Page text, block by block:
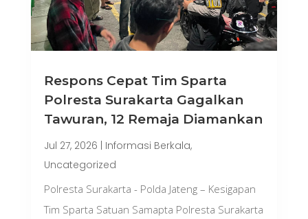
Respons Cepat Tim Sparta
Polresta Surakarta Gagalkan
Tawuran, 12 Remaja Diamankan
Jul 27, 2026 | Informasi Berkala,
Uncategorized
Polresta Surakarta - Polda Jateng – Kesigapan
Tim Sparta Satuan Samapta Polresta Surakarta